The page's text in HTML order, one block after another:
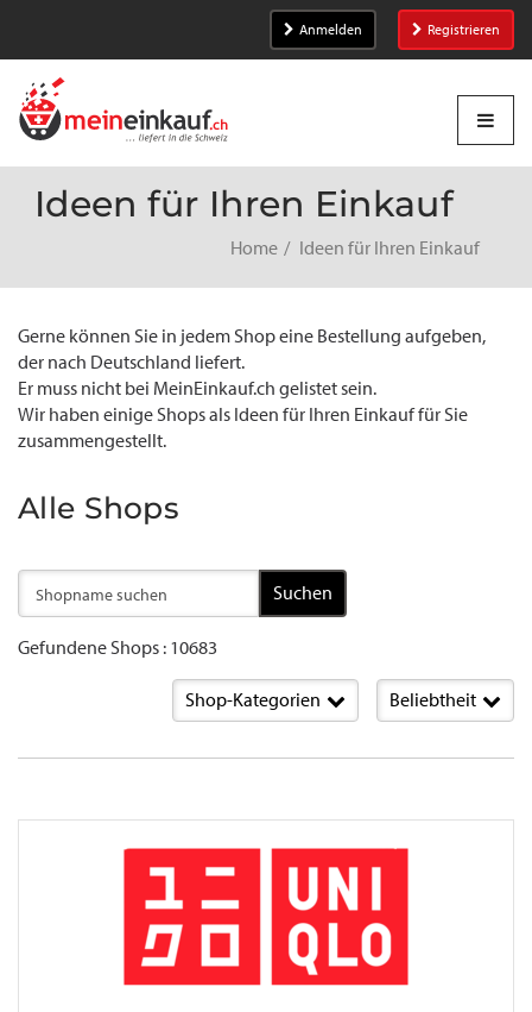
Anmelden Registrieren
Ideen für Ihren Einkauf
Home Ideen für Ihren Einkauf
Gerne können Sie in jedem Shop eine Bestellung aufgeben,
der nach Deutschland liefert.
Er muss nicht bei MeinEinkauf.ch gelistet sein.
Wir haben einige Shops als Ideen für Ihren Einkauf für Sie
zusammengestellt.
Alle Shops
Suchen
Gefundene Shops : 10683
Shop-Kategorien Beliebtheit